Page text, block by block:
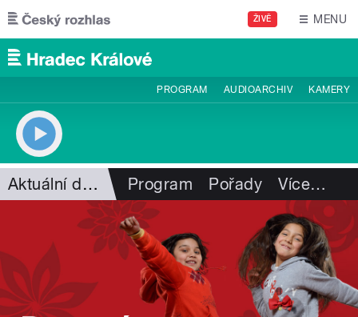
Přejít k hlavnímu obsahu
ŽIVĚ MENU
PROGRAM AUDIOARCHIV KAMERY
Aktuální dění Program Pořady Více…